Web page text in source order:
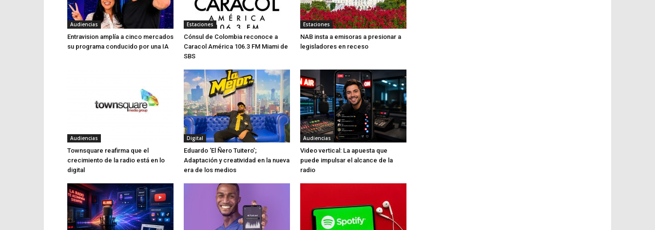
Audiencias
Entravision amplía a cinco mercados
su programa conducido por una IA
Estaciones
Cónsul de Colombia reconoce a
Caracol América 106.3 FM Miami de
SBS
Estaciones
NAB insta a emisoras a presionar a
legisladores en receso
Audiencias
Townsquare reafirma que el
crecimiento de la radio está en lo
digital
Digital
Eduardo ‘El Ñero Tuitero’;
Adaptación y creatividad en la nueva
era de los medios
Audiencias
Video vertical: La apuesta que
puede impulsar el alcance de la
radio